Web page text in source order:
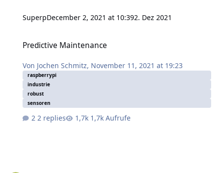
SuperpDecember 2, 2021 at 10:392. Dez 2021
Predictive Maintenance
Von Jochen Schmitz, November 11, 2021 at 19:23
raspberrypi
industrie
robust
sensoren
2 replies 1,7k Aufrufe